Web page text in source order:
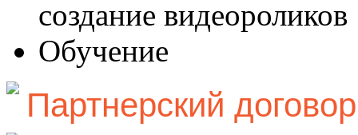
создание видеороликов
Обучение
Партнерский